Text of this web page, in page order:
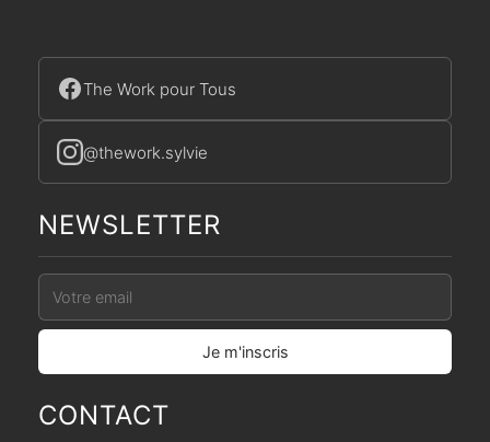
The Work pour Tous
@thework.sylvie
NEWSLETTER
CONTACT